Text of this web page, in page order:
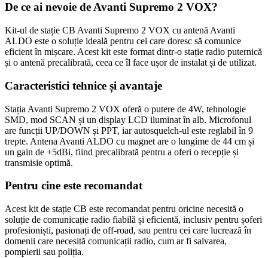
De ce ai nevoie de Avanti Supremo 2 VOX?
Kit-ul de stație CB Avanti Supremo 2 VOX cu antenă Avanti
ALDO este o soluție ideală pentru cei care doresc să comunice
eficient în mișcare. Acest kit este format dintr-o stație radio puternică
și o antenă precalibrată, ceea ce îl face ușor de instalat și de utilizat.
Caracteristici tehnice și avantaje
Stația Avanti Supremo 2 VOX oferă o putere de 4W, tehnologie
SMD, mod SCAN și un display LCD iluminat în alb. Microfonul
are funcții UP/DOWN și PPT, iar autosquelch-ul este reglabil în 9
trepte. Antena Avanti ALDO cu magnet are o lungime de 44 cm și
un gain de +5dBi, fiind precalibrată pentru a oferi o recepție și
transmisie optimă.
Pentru cine este recomandat
Acest kit de stație CB este recomandat pentru oricine necesită o
soluție de comunicație radio fiabilă și eficientă, inclusiv pentru șoferi
profesioniști, pasionați de off-road, sau pentru cei care lucrează în
domenii care necesită comunicații radio, cum ar fi salvarea,
pompierii sau poliția.